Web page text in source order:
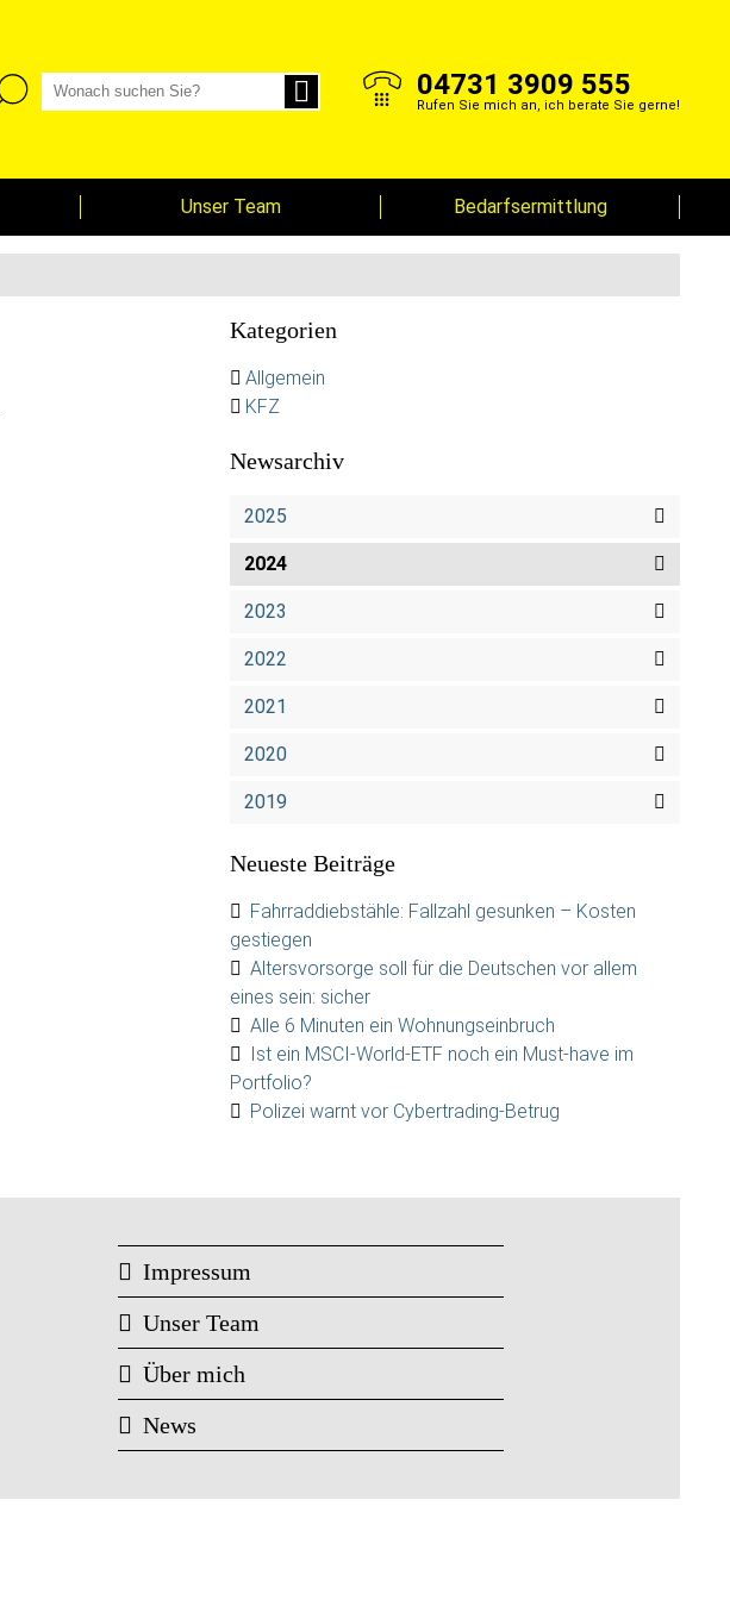
04731 3909 555
Rufen Sie mich an, ich berate Sie gerne!
Unser Team Bedarfsermittlung
Kategorien
Allgemein
KFZ
Newsarchiv
2025
2024
2023
2022
2021
2020
2019
Neueste Beiträge
Fahrraddiebstähle: Fallzahl gesunken – Kosten
gestiegen
Altersvorsorge soll für die Deutschen vor allem
eines sein: sicher
Alle 6 Minuten ein Wohnungseinbruch
Ist ein MSCI-World-ETF noch ein Must-have im
Portfolio?
Polizei warnt vor Cybertrading-Betrug
Impressum
Unser Team
Über mich
News